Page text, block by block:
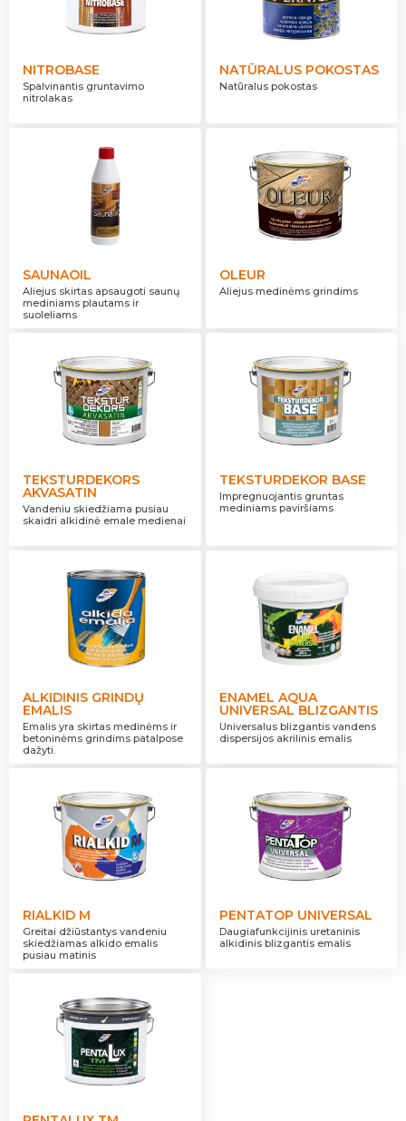
NITROBASE
Spalvinantis gruntavimo
nitrolakas
NATŪRALUS POKOSTAS
Natūralus pokostas
SAUNAOIL
Aliejus skirtas apsaugoti saunų
mediniams plautams ir
suoleliams
OLEUR
Aliejus medinėms grindims
TEKSTURDEKORS
AKVASATIN
Vandeniu skiedžiama pusiau
skaidri alkidinė emale medienai
TEKSTURDEKOR BASE
Impregnuojantis gruntas
mediniams paviršiams
ALKIDINIS GRINDŲ
EMALIS
Emalis yra skirtas medinėms ir
betoninėms grindims patalpose
dažyti.
ENAMEL AQUA
UNIVERSAL BLIZGANTIS
Universalus blizgantis vandens
dispersijos akrilinis emalis
RIALKID M
Greitai džiūstantys vandeniu
skiedžiamas alkido emalis
pusiau matinis
PENTATOP UNIVERSAL
Daugiafunkcijinis uretaninis
alkidinis blizgantis emalis